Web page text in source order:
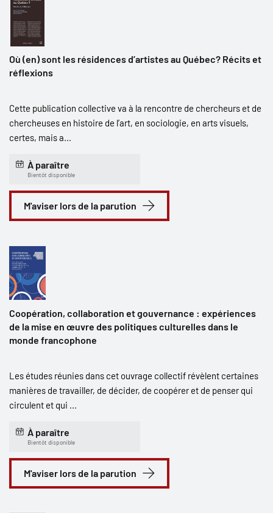
Où (en) sont les résidences d’artistes au Québec? Récits et
réflexions
Cette publication collective va à la rencontre de chercheurs et de
chercheuses en histoire de l’art, en sociologie, en arts visuels,
certes, mais a...
À paraître
Bientôt disponible
M'aviser lors de la parution
Coopération, collaboration et gouvernance : expériences
de la mise en œuvre des politiques culturelles dans le
monde francophone
Les études réunies dans cet ouvrage collectif révèlent certaines
manières de travailler, de décider, de coopérer et de penser qui
circulent et qui ...
À paraître
Bientôt disponible
M'aviser lors de la parution